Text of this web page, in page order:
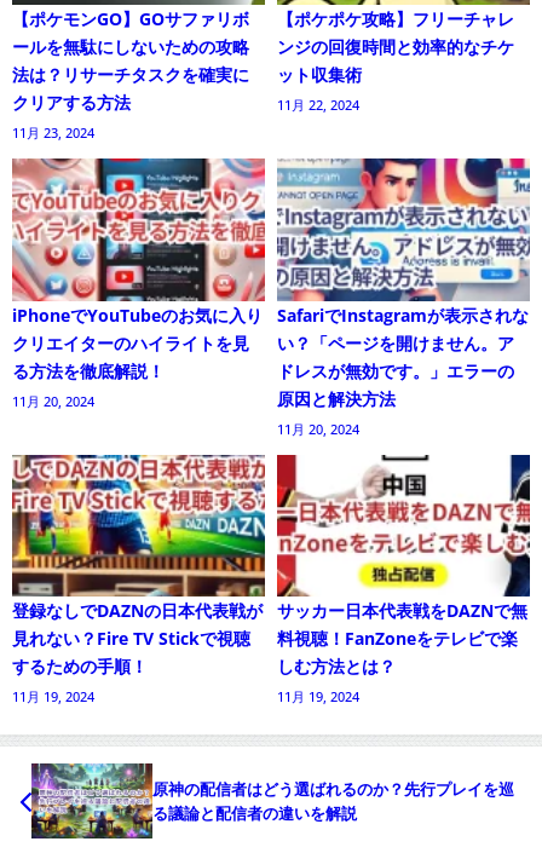
【ポケモンGO】GOサファリボ
ールを無駄にしないための攻略
法は？リサーチタスクを確実に
クリアする方法
11月 23, 2024
【ポケポケ攻略】フリーチャレ
ンジの回復時間と効率的なチケ
ット収集術
11月 22, 2024
iPhoneでYouTubeのお気に入り
クリエイターのハイライトを見
る方法を徹底解説！
11月 20, 2024
SafariでInstagramが表示されな
い？「ページを開けません。ア
ドレスが無効です。」エラーの
原因と解決方法
11月 20, 2024
登録なしでDAZNの日本代表戦が
見れない？Fire TV Stickで視聴
するための手順！
11月 19, 2024
サッカー日本代表戦をDAZNで無
料視聴！FanZoneをテレビで楽
しむ方法とは？
11月 19, 2024
原神の配信者はどう選ばれるのか？先行プレイを巡
る議論と配信者の違いを解説